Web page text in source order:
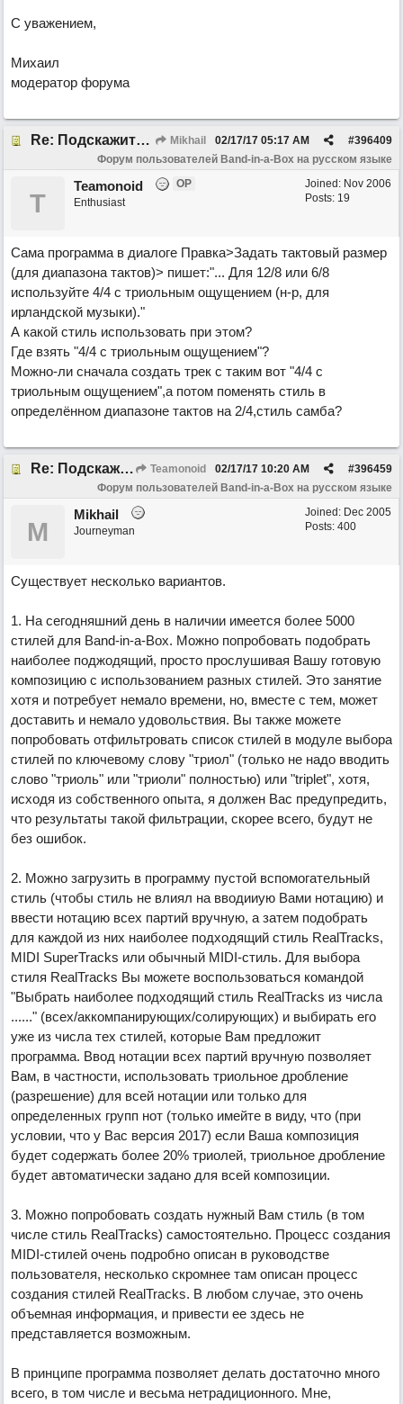
С уважением,
Михаил
модератор форума
Re: Подскажите про размер 3/8! Mikhail #396409
02/17/17 05:17 AM
Форум пользователей Band-in-a-Box на русском языке
Joined: Nov 2006
Posts: 19
T
Teamonoid
OP
Enthusiast
Сама программа в диалоге Правка>Задать тактовый размер
(для диапазона тактов)> пишет:"... Для 12/8 или 6/8
используйте 4/4 с триольным ощущением (н-р, для
ирландской музыки)."
А какой стиль использовать при этом?
Где взять "4/4 с триольным ощущением"?
Можно-ли сначала создать трек с таким вот "4/4 с
триольным ощущением",а потом поменять стиль в
определённом диапазоне тактов на 2/4,стиль самба?
Re: Подскажите про размер 3/8! Teamonoid #396459
02/17/17 10:20 AM
Форум пользователей Band-in-a-Box на русском языке
Joined: Dec 2005
Posts: 400
M
Mikhail
Journeyman
Существует несколько вариантов.
1. На сегодняшний день в наличии имеется более 5000
стилей для Band-in-a-Box. Можно попробовать подобрать
наиболее поджодящий, просто прослушивая Вашу готовую
композицию с использованием разных стилей. Это занятие
хотя и потребует немало времени, но, вместе с тем, может
доставить и немало удовольствия. Вы также можете
попробовать отфильтровать список стилей в модуле выбора
стилей по ключевому слову "триол" (только не надо вводить
слово "триоль" или "триоли" полностью) или "triplet", хотя,
исходя из собственного опыта, я должен Вас предупредить,
что результаты такой фильтрации, скорее всего, будут не
без ошибок.
2. Можно загрузить в программу пустой вспомогательный
стиль (чтобы стиль не влиял на вводииую Вами нотацию) и
ввести нотацию всех партий вручную, а затем подобрать
для каждой из них наиболее подходящий стиль RealTracks,
MIDI SuperTracks или обычный MIDI-стиль. Для выбора
стиля RealTracks Вы можете воспользоваться командой
"Выбрать наиболее подходящий стиль RealTracks из числа
......" (всех/аккомпанирующих/солирующих) и выбирать его
уже из числа тех стилей, которые Вам предложит
программа. Ввод нотации всех партий вручную позволяет
Вам, в частности, использовать триольное дробление
(разрешение) для всей нотации или только для
определенных групп нот (только имейте в виду, что (при
условии, что у Вас версия 2017) если Ваша композиция
будет содержать более 20% триолей, триольное дробление
будет автоматически задано для всей композиции.
3. Можно попробовать создать нужный Вам стиль (в том
числе стиль RealTracks) самостоятельно. Процесс создания
MIDI-стилей очень подробно описан в руководстве
пользователя, несколько скромнее там описан процесс
создания стилей RealTracks. В любом случае, это очень
объемная информация, и привести ее здесь не
представляется возможным.
В принципе программа позволяет делать достаточно много
всего, в том числе и весьма нетрадиционного. Мне,